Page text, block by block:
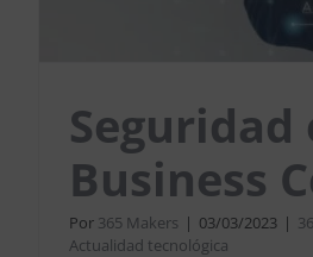
Seguridad
Business
Por 365 Makers | 03/03/2023 |
Actualidad tecnológica